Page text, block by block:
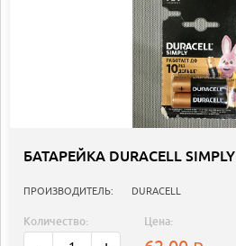
БАТАРЕЙКА DURACELL
ПРОИЗВОДИТЕЛЬ: DURACELL
Количество: Цена: